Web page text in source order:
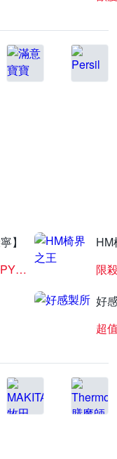
】
送SNOOPY匙筷組
HM
限
好
超